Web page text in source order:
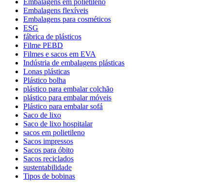
Embalagens em polietileno
Embalagens flexíveis
Embalagens para cosméticos
ESG
fábrica de plásticos
Filme PEBD
Filmes e sacos em EVA
Indústria de embalagens plásticas
Lonas plásticas
Plástico bolha
plástico para embalar colchão
plástico para embalar móveis
Plástico para embalar sofá
Saco de lixo
Saco de lixo hospitalar
sacos em polietileno
Sacos impressos
Sacos para óbito
Sacos reciclados
sustentabilidade
Tipos de bobinas